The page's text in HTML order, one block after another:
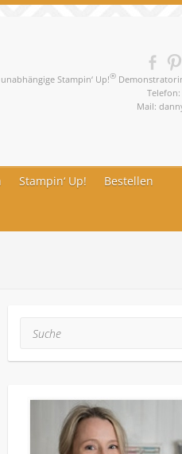
unabhängige Stampin‘ Up!®
Telefon:
Mail:
Stampin‘ Up! Bestellen